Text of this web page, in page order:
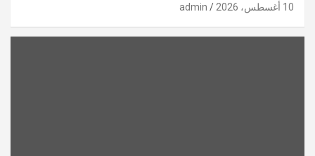
10 أغسطس، 2026 admin